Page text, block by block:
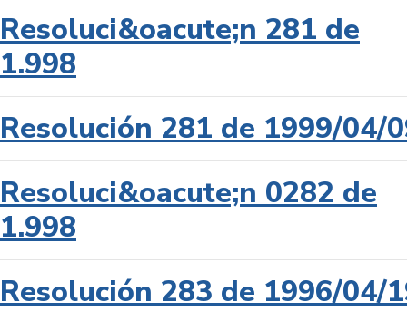
Resoluci&oacute;n 281 de
1.998
Resolución 281 de 1999/04/
Resoluci&oacute;n 0282 de
1.998
Resolución 283 de 1996/04/